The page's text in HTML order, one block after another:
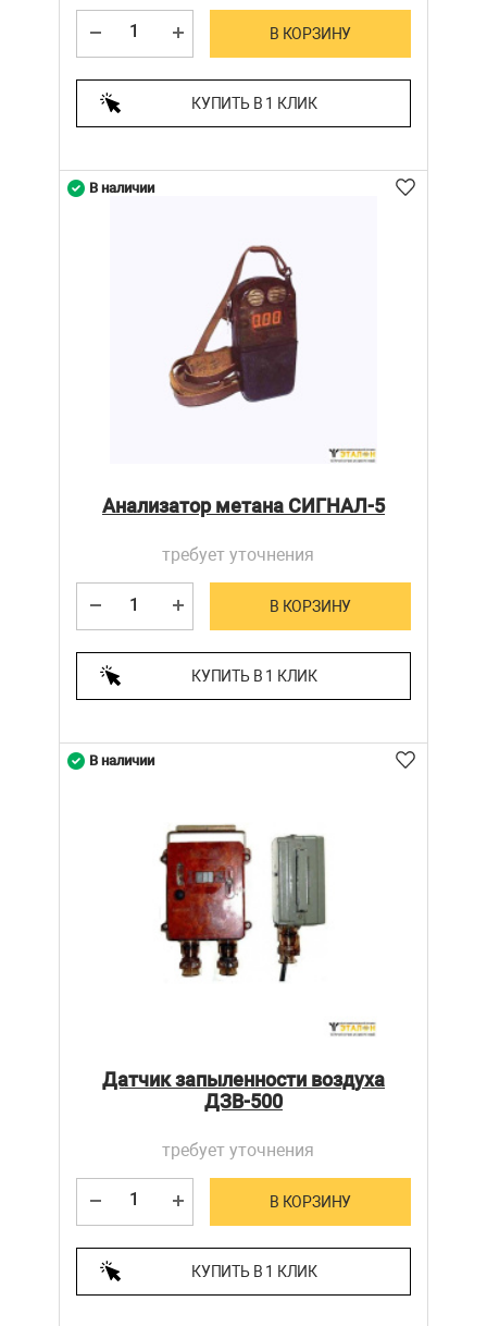
В КОРЗИНУ
КУПИТЬ В 1 КЛИК
Анализатор метана СИГНАЛ-5
требует уточнения
В КОРЗИНУ
КУПИТЬ В 1 КЛИК
В наличии
Датчик запыленности воздуха
ДЗВ-500
требует уточнения
В КОРЗИНУ
КУПИТЬ В 1 КЛИК
В наличии